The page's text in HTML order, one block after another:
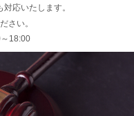
応いたします。
さい。
18:00